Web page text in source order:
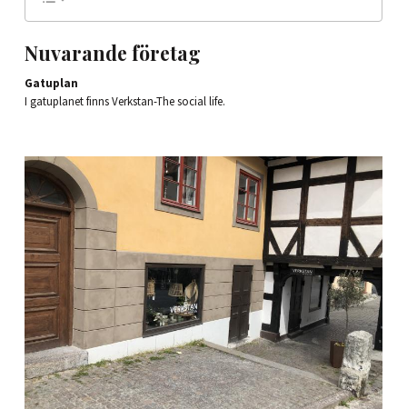
Nuvarande företag
Gatuplan
I gatuplanet finns Verkstan-The social life.